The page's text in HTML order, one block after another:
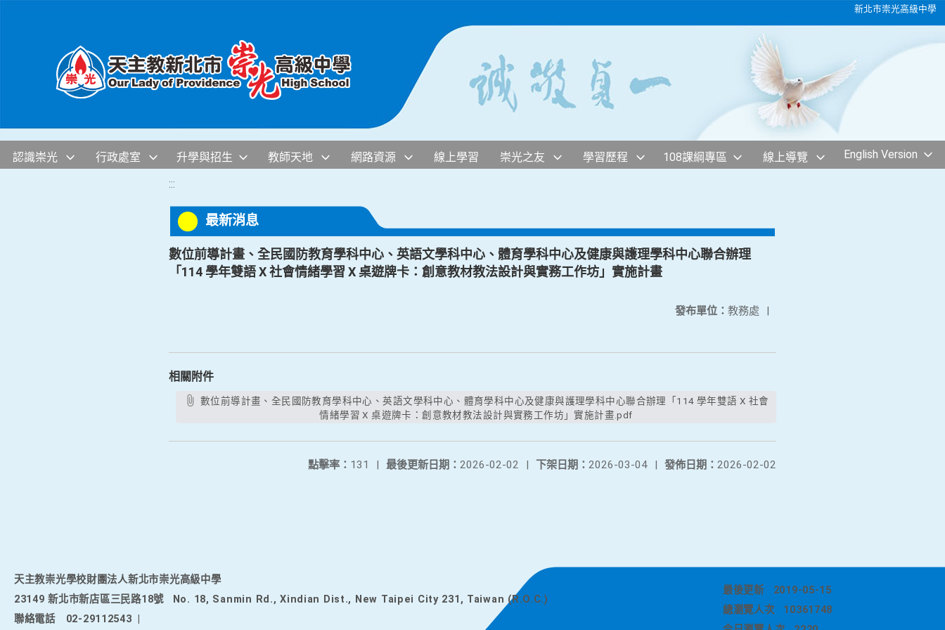
新北市崇光高級中學
認識崇光 行政處室 升學與招生 教師天地 網路資源 線上學習 崇光之友 學習歷程 108課綱專區 線上導覽 English Version
:::
最新消息
數位前導計畫、全民國防教育學科中心、英語文學科中心、體育學科中心及健康與護理學科中心聯合辦理
「114 學年雙語 X 社會情緒學習 X 桌遊牌卡：創意教材教法設計與實務工作坊」實施計畫
發布單位： 教務處 |
相關附件
情緒學習 X 桌遊牌卡：創意教材教法設計與實務工作坊」實施計畫.pdf
發佈日期： 2026-02-02
下架日期： 2026-03-04 |
最後更新日期： 2026-02-02 |
點擊率： 131 |
天主教崇光學校財團法人新北市崇光高級中學
23149 新北市新店區三民路18號
No. 18, Sanmin Rd., Xindian Dist., New Taipei City 231, Taiwan (R.O.C.)
聯絡電話
02-29112543
最後更新
2019-05-15
總瀏覽人次
10361748